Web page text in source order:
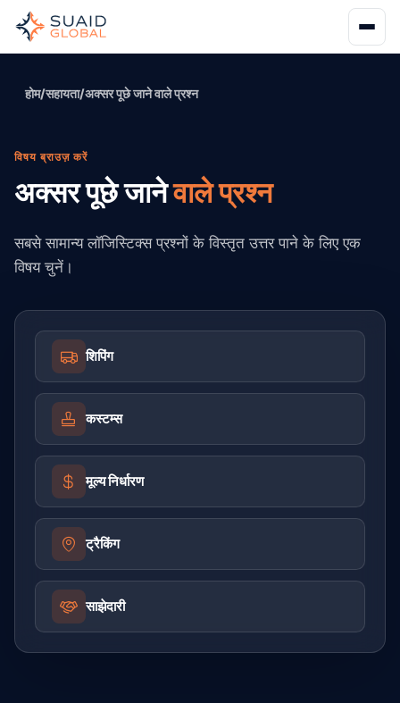
होम/सहायता/अक्सर पूछे जाने वाले प्रश्न
विषय ब्राउज़ करें
अक्सर पूछे जानेवाले प्रश्न
सबसे सामान्य लॉजिस्टिक्स प्रश्नों के विस्तृत उत्तर पाने के लिए एक
विषय चुनें।
शिपिंग
कस्टम्स
मूल्य निर्धारण
ट्रैकिंग
साझेदारी